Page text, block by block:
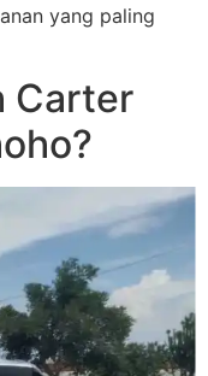
yang paling
Carter